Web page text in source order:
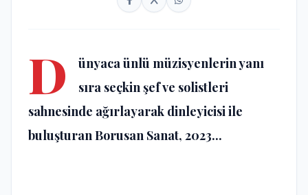
D
ünyaca ünlü müzisyenlerin yanı
sıra seçkin şef ve solistleri
sahnesinde ağırlayarak dinleyicisi ile
buluşturan Borusan Sanat, 2023...